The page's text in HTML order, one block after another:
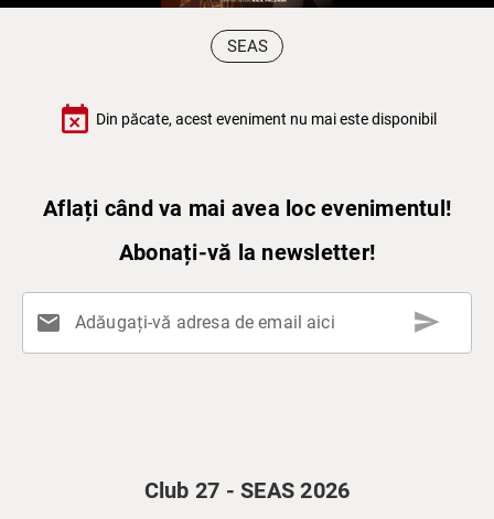
SEAS
event_busy Din păcate, acest eveniment nu mai este disponibil
Aflați când va mai avea loc evenimentul!
Abonați-vă la newsletter!
mail Adăugați-vă adresa de email aici send
Club 27 - SEAS 2026